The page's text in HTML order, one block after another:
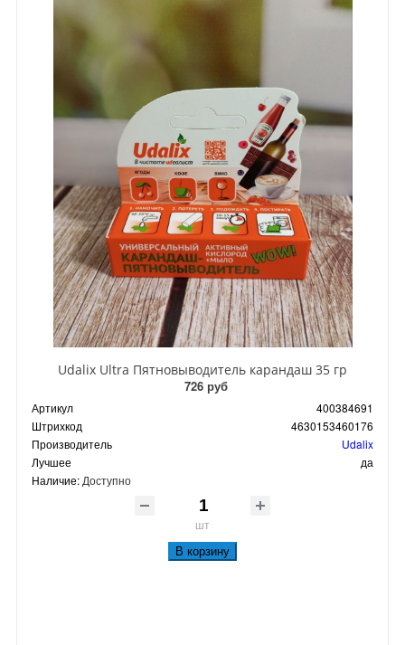
Udalix Ultra Пятновыводитель карандаш 35 гр
726 руб
Артикул
400384691
Штрихкод
4630153460176
Производитель
Udalix
Лучшее
да
Наличие: Доступно
шт
В корзину